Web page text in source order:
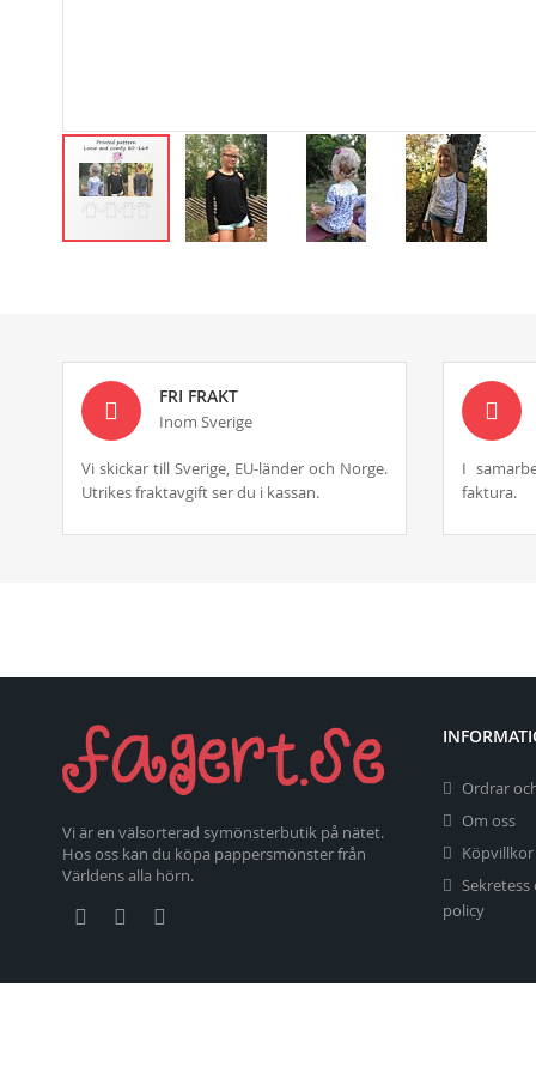
the
images
gallery
FRI FRAKT
Inom Sverige
Vi skickar till Sverige, EU-länder och Norge.
Utrikes fraktavgift ser du i kassan.
I
faktura.
Vi är en välsorterad symönsterbutik på nätet.
Hos oss kan du köpa pappersmönster från
Världens alla hörn.
Ordrar
Om oss
Köpvillkor
Sekretess
policy